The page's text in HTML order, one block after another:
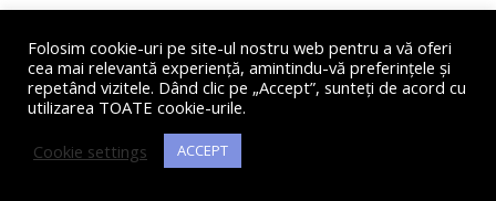
Folosim cookie-uri pe site-ul nostru web pentru a vă oferi
cea mai relevantă experiență, amintindu-vă preferințele și
repetând vizitele. Dând clic pe „Accept”, sunteți de acord cu
utilizarea TOATE cookie-urile.
Cookie settings
ACCEPT